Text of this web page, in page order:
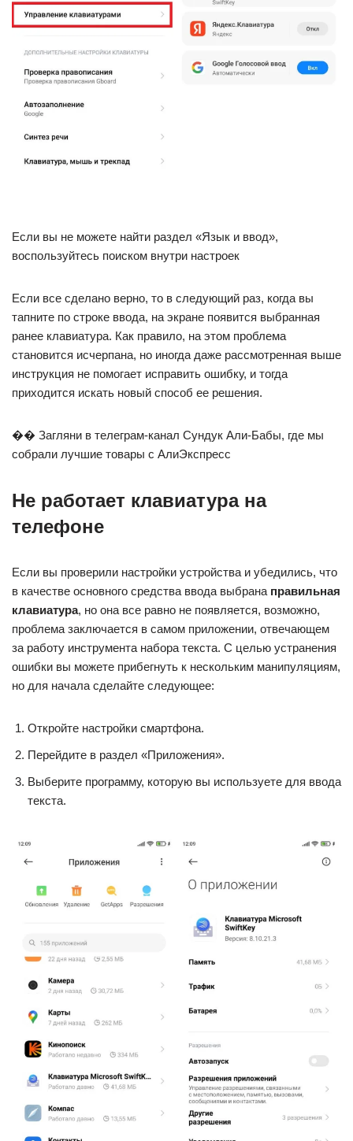
Если вы не можете найти раздел «Язык и ввод»,
воспользуйтесь поиском внутри настроек
Если все сделано верно, то в следующий раз, когда вы
тапните по строке ввода, на экране появится выбранная
ранее клавиатура. Как правило, на этом проблема
становится исчерпана, но иногда даже рассмотренная выше
инструкция не помогает исправить ошибку, и тогда
приходится искать новый способ ее решения.
�� Загляни в телеграм-канал Сундук Али-Бабы, где мы
собрали лучшие товары с АлиЭкспресс
Не работает клавиатура на
телефоне
Если вы проверили настройки устройства и убедились, что
в качестве основного средства ввода выбрана правильная
клавиатура, но она все равно не появляется, возможно,
проблема заключается в самом приложении, отвечающем
за работу инструмента набора текста. С целью устранения
ошибки вы можете прибегнуть к нескольким манипуляциям,
но для начала сделайте следующее:
Откройте настройки смартфона.
Перейдите в раздел «Приложения».
Выберите программу, которую вы используете для ввода
текста.